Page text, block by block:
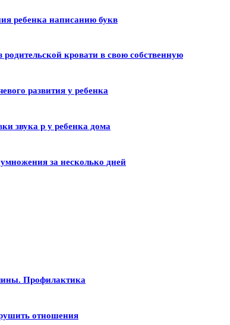
ребенка написанию букв
кровати в свою собственную
развития у ребенка
звука р у ребенка дома
за несколько дней
Профилактика
отношения